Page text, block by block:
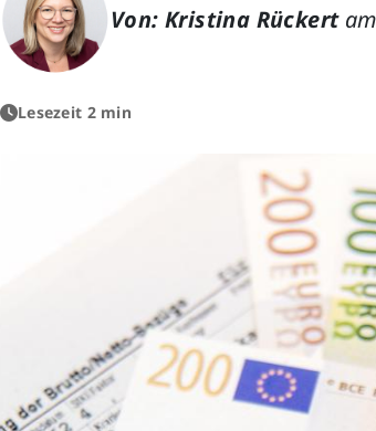
Von: Kristina Rückert
Lesezeit 2 min